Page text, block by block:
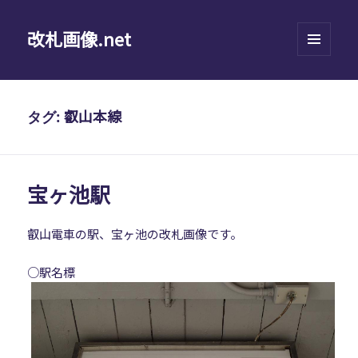
改札画像.net
ーとウ
タグ:叡山本線
宝ヶ池駅
叡山電車の駅、宝ヶ池の改札画像です。
○駅名標